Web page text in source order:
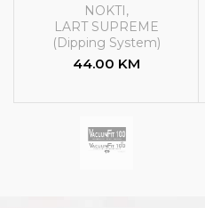
NOKTI ,
LART SUPREME
(Dipping System)
44.00 KM